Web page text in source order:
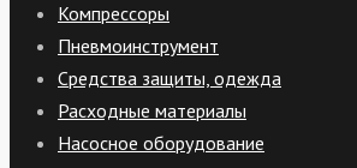
Компрессоры
Пневмоинструмент
Средства защиты, одежда
Расходные материалы
Насосное оборудование